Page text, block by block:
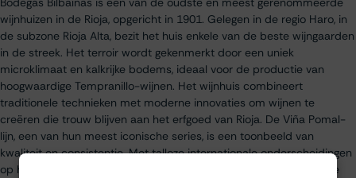
wijnhuizen in de Rioja, opgericht in 1901. Gelegen in de regio Haro, in
de subzone Rioja Alta, bezit het huis enkele van de beste wijngaarden
in de streek. Het terroir wordt gekenmerkt door een uniek
microklimaat en kalkrijke bodems, ideaal voor de productie van
hoogwaardige Tempranillo-wijnen. Het wijnhuis combineert
traditionele technieken met moderne innovaties om wijnen te
creëren die trouw blijven aan het erfgoed van Rioja. De Viña Pomal-
lijn, een van hun meest iconische series, is een toonbeeld van
kwaliteit en consistentie. Met talloze internationale onderscheidingen
op hun naam blijft Bodegas Bilbaínas een standaarddrager van de